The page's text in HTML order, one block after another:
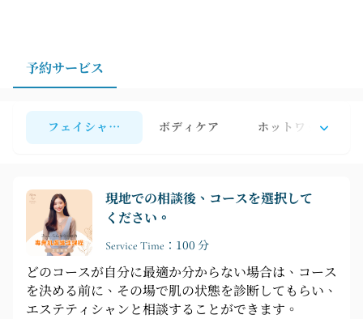
予約サービス
フェイシャルケア ボディケア ホットワックス脱
現地での相談後、コースを選択して
ください。
Service Time：100 分
どのコースが自分に最適か分からない場合は、コース
を決める前に、その場で肌の状態を診断してもらい、
エステティシャンと相談することができます。